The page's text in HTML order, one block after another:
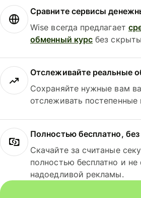
Сравните сервисы
Wise всегда предлагает
обменный курс без
Отслеживайте реальные
Сохраняйте нужные вам
отслеживать постепенные
Полностью бесплатно,
Скачайте за считаные
полностью бесплатно и
надоедливой рекламы.